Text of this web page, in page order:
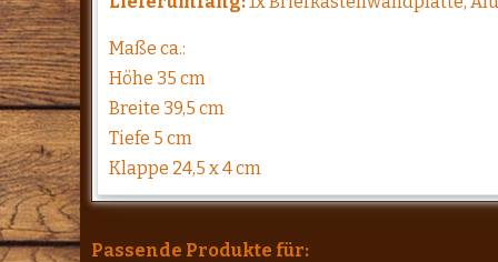
Maße ca.:
Höhe 35 cm
Breite 39,5 cm
Tiefe 5 cm
Klappe 24,5 x 4 cm
Passende Produkte für: